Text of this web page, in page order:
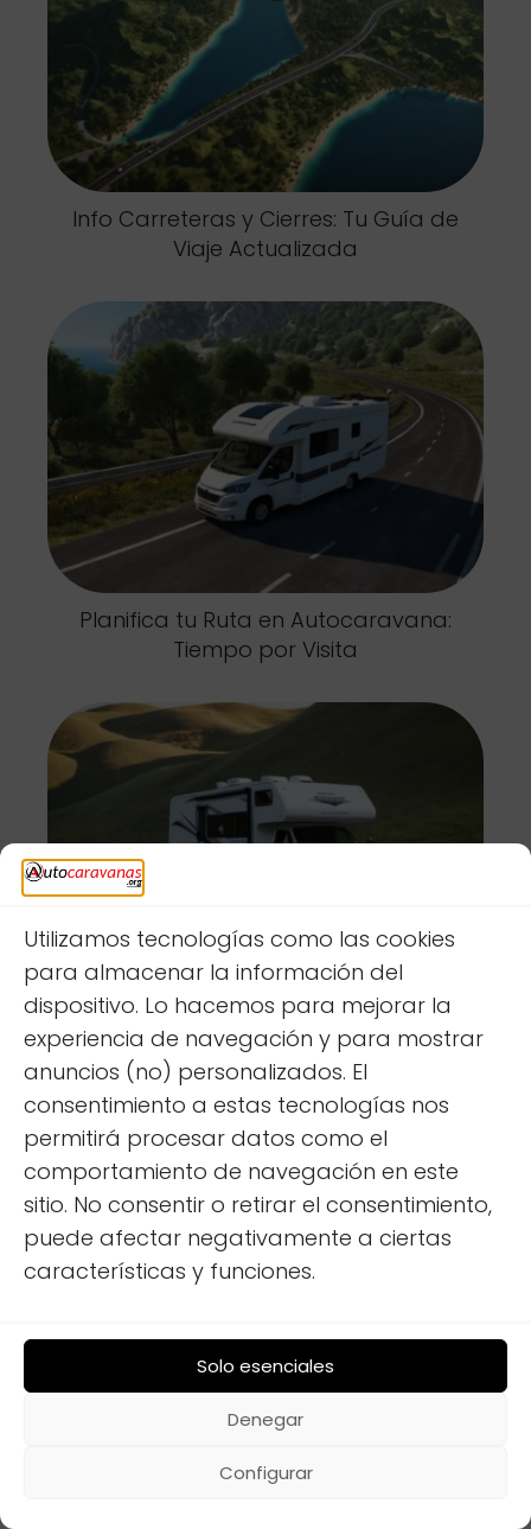
Utilizamos tecnologías como las cookies
para almacenar la información del
dispositivo. Lo hacemos para mejorar la
experiencia de navegación y para mostrar
anuncios (no) personalizados. El
consentimiento a estas tecnologías nos
permitirá procesar datos como el
comportamiento de navegación en este
sitio. No consentir o retirar el consentimiento,
puede afectar negativamente a ciertas
características y funciones.
Solo esenciales
Denegar
Configurar
Info Carreteras y Cierres: Tu Guía de
Viaje Actualizada
Planifica tu Ruta en Autocaravana:
Tiempo por Visita
Autocaravana Rural: Guía para tu
Escapada Perfecta
Evita Masas: Lugares Secretos para tu